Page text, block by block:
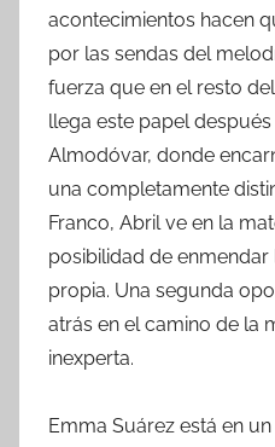
acontecimientos hacen
por las sendas del
fuerza que en el resto
llega este papel
Almodóvar, donde
una completamente
Franco, Abril ve en la
posibilidad de
propia. Una segunda
atrás en el camino de la
inexperta.
Emma Suárez está en